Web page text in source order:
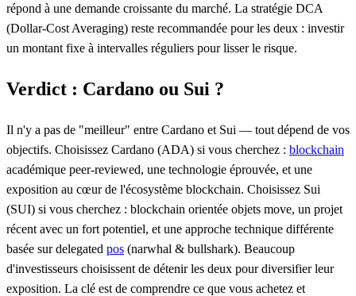
répond à une demande croissante du marché. La stratégie DCA
(Dollar-Cost Averaging) reste recommandée pour les deux : investir
un montant fixe à intervalles réguliers pour lisser le risque.
Verdict : Cardano ou Sui ?
Il n'y a pas de "meilleur" entre Cardano et Sui — tout dépend de vos
objectifs. Choisissez Cardano (ADA) si vous cherchez : blockchain
académique peer-reviewed, une technologie éprouvée, et une
exposition au cœur de l'écosystème blockchain. Choisissez Sui
(SUI) si vous cherchez : blockchain orientée objets move, un projet
récent avec un fort potentiel, et une approche technique différente
basée sur delegated pos (narwhal & bullshark). Beaucoup
d'investisseurs choisissent de détenir les deux pour diversifier leur
exposition. La clé est de comprendre ce que vous achetez et